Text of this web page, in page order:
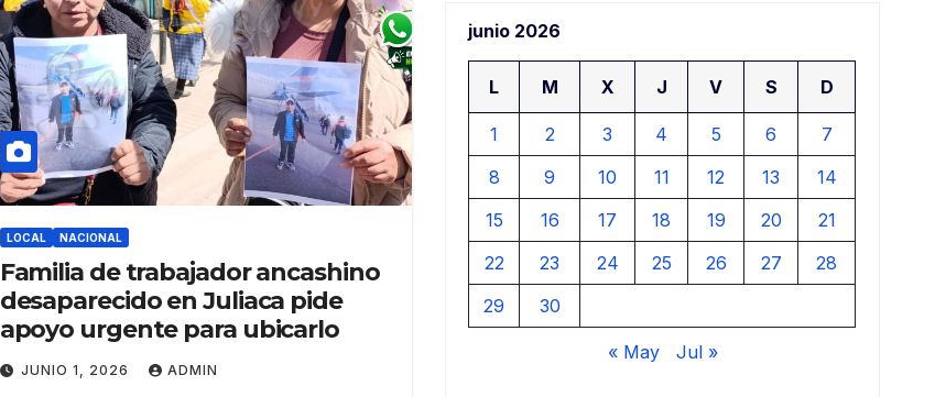
LOCAL NACIONAL
Familia de trabajador ancashino
desaparecido en Juliaca pide
apoyo urgente para ubicarlo
JUNIO 1, 2026 ADMIN
junio 2026
L M X J V S D
1 2 3 4 5 6
7
8
9 10 11 12 13
14
15
16 17 18 19 20
21
22
23 24 25 26 27
28
29
30
« May Jul »